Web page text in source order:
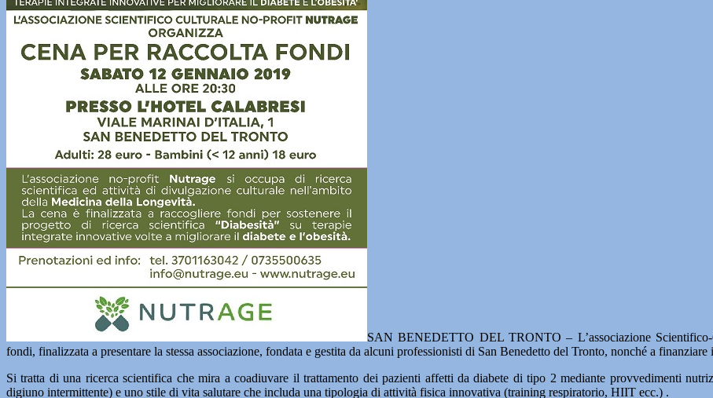
SAN BENEDETTO DEL TRONTO – L’associazione
fondi, finalizzata a presentare la stessa associazione, fondata e gestita da alcuni professionisti di San Benedetto del Tronto, nonché a finanziare
Si tratta di una ricerca scientifica che mira a coadiuvare il trattamento dei pazienti affetti da diabete di tipo 2 mediante provvedimenti
digiuno intermittente) e uno stile di vita salutare che includa una tipologia di attività fisica innovativa (training respiratorio, HIIT ecc.) .